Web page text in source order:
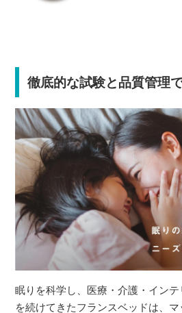
徹底的な試験と品質管理
眠りを科学し、医療・介護・イン
を続けてきたフランスベッドは、